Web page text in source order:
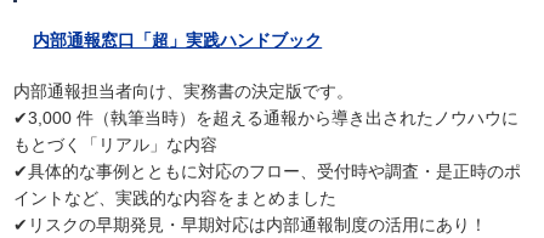
内部通報窓口「超」実践ハンドブック
内部通報担当者向け、実務書の決定版です。
✔3,000 件（執筆当時）を超える通報から導き出されたノウハウに
もとづく「リアル」な内容
✔具体的な事例とともに対応のフロー、受付時や調査・是正時のポ
イントなど、実践的な内容をまとめました
✔リスクの早期発見・早期対応は内部通報制度の活用にあり！